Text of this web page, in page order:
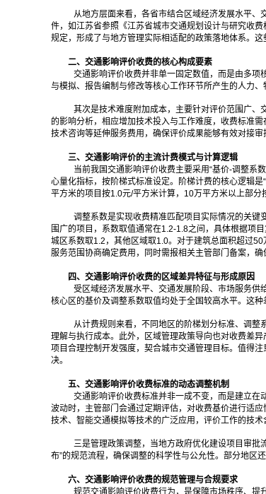
从地方层面来看，各省市结合区域经济发展水平
件，如江苏省参照《江苏省城市交通规划设计与研究收
规定，形成了与地方管理实际相适配的政策落地体系。
二、交通影响评价收费的核心构成要素
交通影响评价收费并非单一固定数值，而是由多
与模拟、报告编制与修改等核心工作环节所产生的人力
其次是技术难度附加成本，主要针对评价范围广
的影响分析，相应增加技术投入与工作难度，收费标准
技术咨询等延伸服务费用，确保评价成果能够有效对接审
三、交通影响评价的主流计费模式与计算逻辑
当前我国交通影响评价收费主要采用“基价-调整系
心量化指标，按阶梯式标准设定。阶梯计费的核心逻辑
平方米的项目按1.0元/平方米计算，10万平方米以上部
调整系数是实现收费精准匹配项目实际情况的关
围广的项目，系数取值通常在1.2-1.8之间，具体根据项
城区系数取1.2，其他区域取1.0。对于建筑总面积超过
服务范围协商确定费用，同时需报相关主管部门备案，确
四、交通影响评价收费的区域差异特征与形成原因
受区域经济发展水平、交通发展阶段、市场服务
核心区的基价及调整系数取值均处于全国较高水平。这
从计费规则来看，不同地区的阶梯划分标准、调
理解与执行成本。此外，区域管理政策导向也对收费差
项目合理控制开发强度，契合城市交通管理目标。值得
决。
五、交通影响评价收费标准的动态调整机制
交通影响评价收费标准并非一成不变，而是建立
波动时，主管部门会通过定期评估，对收费基价进行适
技术、智能交通模拟等技术的广泛应用，评价工作的技
三是管理政策调整，当地方政府优化建设项目审批
布”的规范流程，确保调整的科学性与公允性。部分地区
六、交通影响评价收费的规范管理与合规要求
规范交通影响评价收费行为，是保障市场秩序、